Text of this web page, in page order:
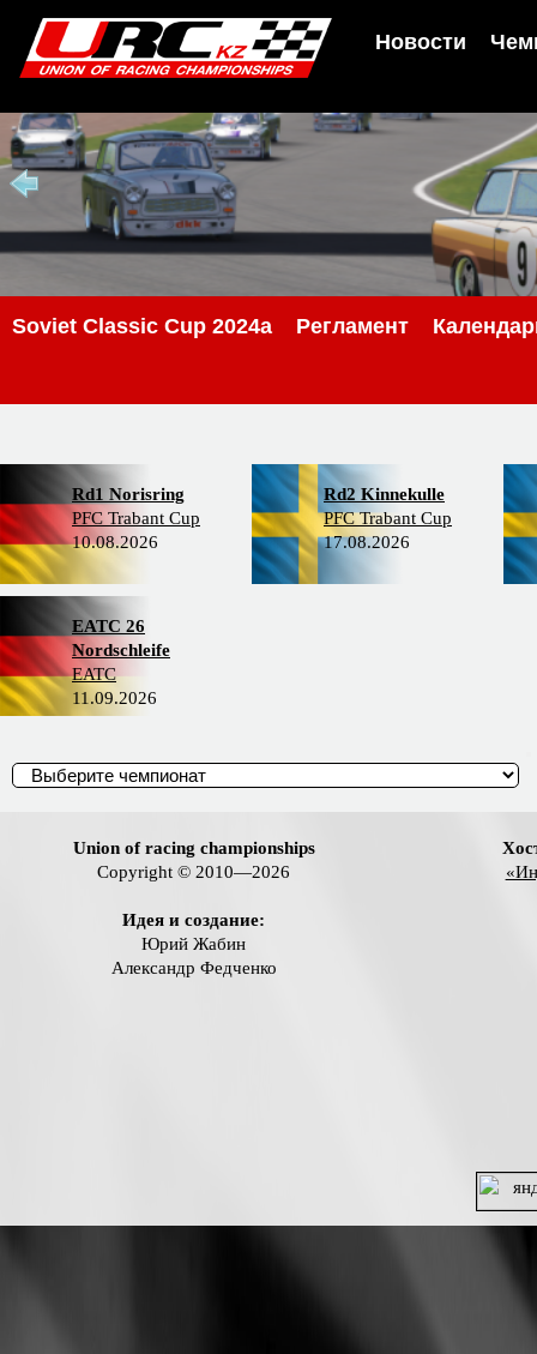
Новости
Soviet Classic Cup 2024a Регламент
Rd1 Norisring
PFC Trabant Cup
10.08.2026
Rd2 Kinnekulle
PFC Trabant Cup
17.08.2026
EATC 26
Nordschleife
EATC
11.09.2026
Union of racing championships
Copyright © 2010—2026
Идея и создание:
Юрий Жабин
Александр Федченко